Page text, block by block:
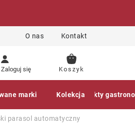
O nas Kontakt
Zaloguj się KOSZYK
Parasole Produkty
marki Kolekcja
parasol automatyczny